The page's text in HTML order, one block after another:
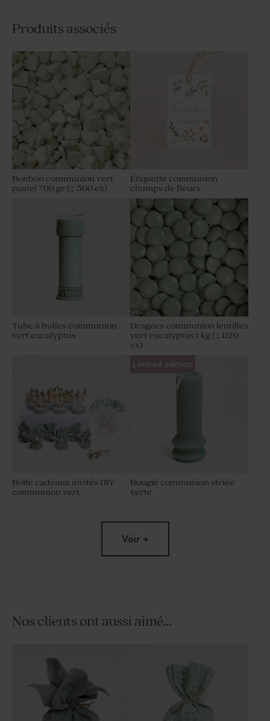
Produits associés
Bonbon communion vert
pastel 700 gr (± 500 ex)
Étiquette communion
champs de fleurs
Tube à bulles communion
vert eucalyptus
Dragées communion lentilles
vert eucalyptus 1 kg (± 1120
ex)
Boîte cadeaux invités DIY
communion vert
Limited edition
Bougie communion striée
verte
Voir +
Nos clients ont aussi aimé...